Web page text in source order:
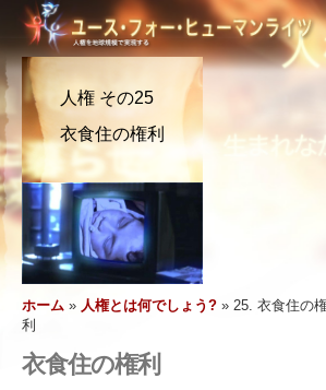
ユース･フォー･ヒューマンラ
いて
ユース･フォー･ヒューマンライ
私たちの目的
ユース･フォー･ヒューマンライツ
役員
顧問委員会
YHRIの協力者
推薦の言葉
人権とは何でしょう?
人権の定義
人権の背景
世界人権宣言
教育者へ
ようこそ
教育パッケージの内容
教育者からの結果報告
人権カリキュラム
プログラムの実施
活動を始める
活動に参加する
請願
メンバーシップと寄付
コンテスト
人権を求める主張
人権の擁護者たち
さまざまな人権団体
ニュース
注文
問い合わせ
人権 その25
衣食住の権利
ホーム » 人権とは何でしょう? » 25. 衣食住の
利
衣食住の権利